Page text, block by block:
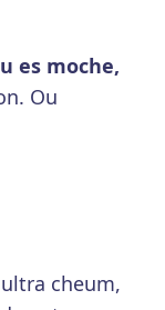
es moche,
Ou
cheum,